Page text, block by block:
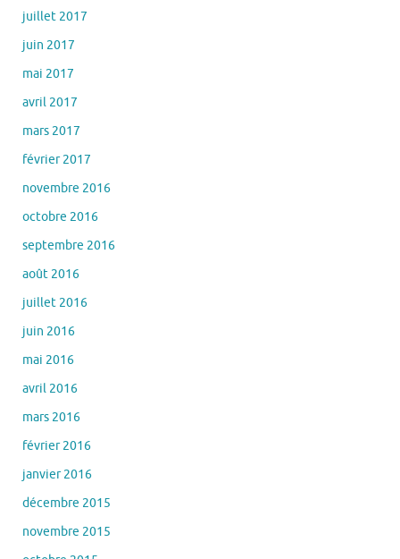
juillet 2017
juin 2017
mai 2017
avril 2017
mars 2017
février 2017
novembre 2016
octobre 2016
septembre 2016
août 2016
juillet 2016
juin 2016
mai 2016
avril 2016
mars 2016
février 2016
janvier 2016
décembre 2015
novembre 2015